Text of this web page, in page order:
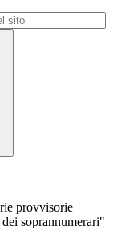
provvisorie
soprannumerari"